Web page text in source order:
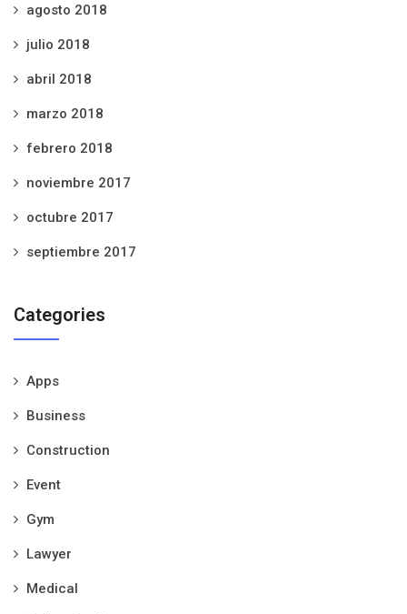
agosto 2018
julio 2018
abril 2018
marzo 2018
febrero 2018
noviembre 2017
octubre 2017
septiembre 2017
Categories
Apps
Business
Construction
Event
Gym
Lawyer
Medical